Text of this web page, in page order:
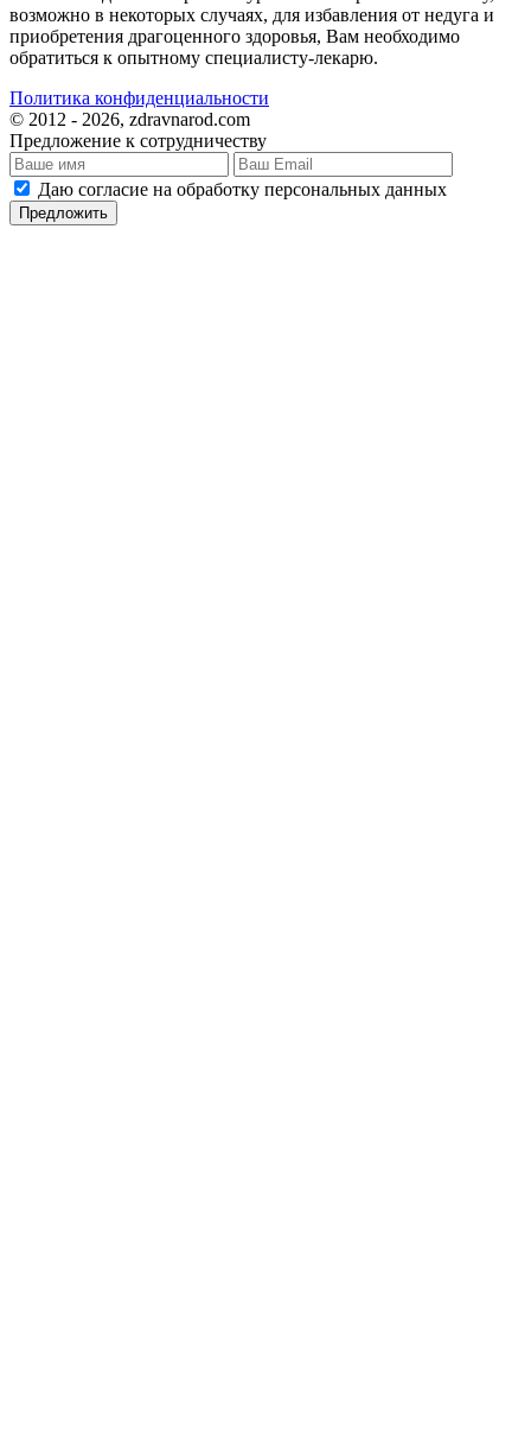
возможно в некоторых случаях, для избавления от недуга и
приобретения драгоценного здоровья, Вам необходимо
обратиться к опытному специалисту-лекарю.
Политика конфиденциальности
© 2012 - 2026, zdravnarod.com
Предложение к сотрудничеству
Даю согласие на обработку персональных данных